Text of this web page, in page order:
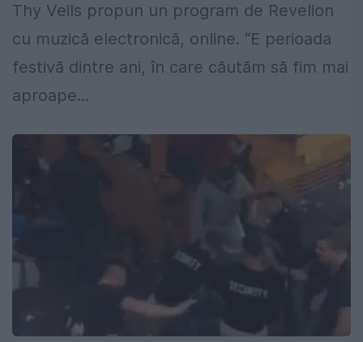
Thy Veils propun un program de Revelion
cu muzică electronică, online. “E perioada
festivă dintre ani, în care căutăm să fim mai
aproape...